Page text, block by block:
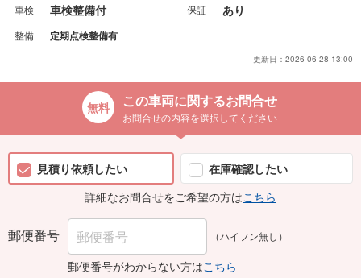
車検 車検整備付 保証 あり
整備 定期点検整備有
更新日： 2026-06-28 13:00
この車両に関するお問合せ
お問合せの内容を選択してください
見積り依頼したい
在庫確認したい
詳細なお問合せをご希望の方はこちら
郵便番号 （ハイフン無し）
郵便番号がわからない方はこちら